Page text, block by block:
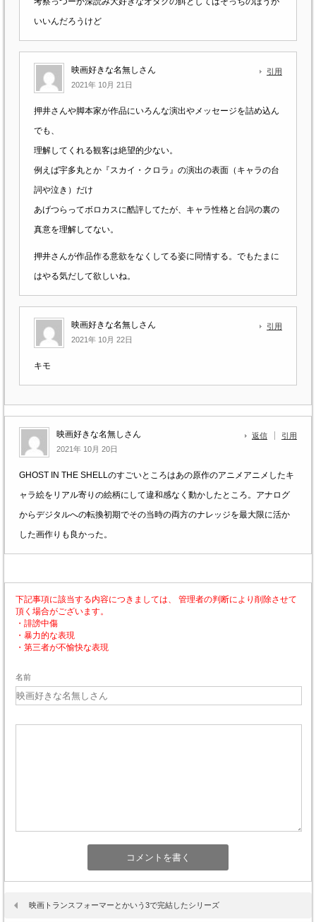
いいんだろうけど
映画好きな名無しさん
2021年 10月 21日
引用
押井さんや脚本家が作品にいろんな演出やメッセージを詰め込ん
でも、
理解してくれる観客は絶望的少ない。
例えば宇多丸とか『スカイ・クロラ』の演出の表面（キャラの台
詞や泣き）だけ
あげつらってボロカスに酷評してたが、キャラ性格と台詞の裏の
真意を理解してない。
押井さんが作品作る意欲をなくしてる姿に同情する。でもたまに
はやる気だして欲しいね。
映画好きな名無しさん
2021年 10月 22日
引用
キモ
映画好きな名無しさん
2021年 10月 20日
返信 引用
GHOST IN THE SHELLのすごいところはあの原作のアニメアニメしたキ
ャラ絵をリアル寄りの絵柄にして違和感なく動かしたところ。アナログ
からデジタルへの転換初期でその当時の両方のナレッジを最大限に活か
した画作りも良かった。
下記事項に該当する内容につきましては、 管理者の判断により削除させて
頂く場合がございます。
・誹謗中傷
・暴力的な表現
・第三者が不愉快な表現
名前
映画トランスフォーマーとかいう3で完結したシリーズ